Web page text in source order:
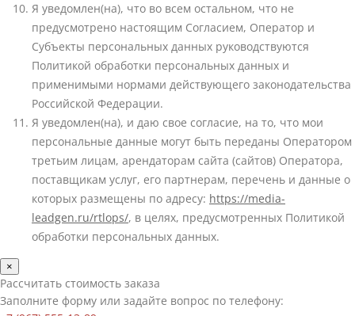
Я уведомлен(на), что во всем остальном, что не
предусмотрено настоящим Согласием, Оператор и
Субъекты персональных данных руководствуются
Политикой обработки персональных данных и
применимыми нормами действующего законодательства
Российской Федерации.
Я уведомлен(на), и даю свое согласие, на то, что мои
персональные данные могут быть переданы Оператором
третьим лицам, арендаторам сайта (сайтов) Оператора,
поставщикам услуг, его партнерам, перечень и данные о
которых размещены по адресу: https://media-
leadgen.ru/rtlops/, в целях, предусмотренных Политикой
обработки персональных данных.
×
Рассчитать стоимость заказа
Заполните форму или задайте вопрос по телефону: